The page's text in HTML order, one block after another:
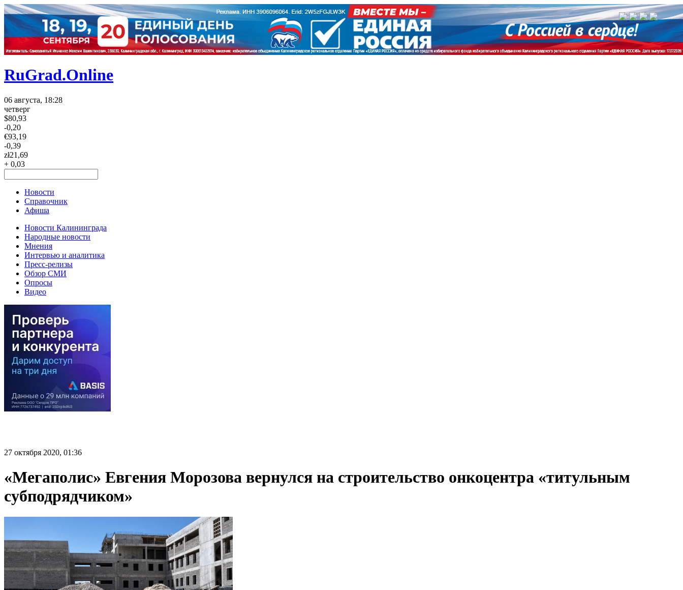
RuGrad.Online
06 августа, 18:28
четверг
$80,93
-0,20
€93,19
-0,39
zł21,69
+ 0,03
Новости
Справочник
Афиша
Новости Калининграда
Народные новости
Мнения
Интервью и аналитика
Пресс-релизы
Обзор СМИ
Опросы
Видео
27 октября 2020, 01:36
«Мегаполис» Евгения Морозова вернулся на строительство онкоцентра «титульным
субподрядчиком»